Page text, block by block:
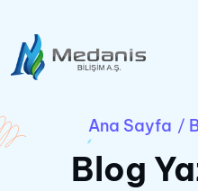
Ana Sayfa /
Blog